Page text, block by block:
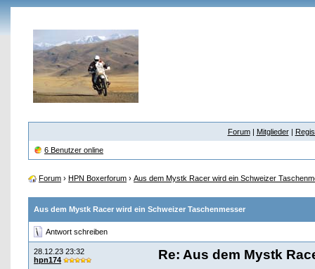
Forum| Mitglieder|
6 Benutzer online
Forum › HPN Boxerforum › Aus dem Mystk Racer wird ein Schweizer
Aus dem Mystk Racer wird ein Schweizer Taschenmesser
Antwort schreiben
28.12.23 23:32
hpn174
Re: Aus dem Mystk